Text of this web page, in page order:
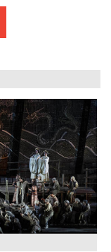
Fondazione